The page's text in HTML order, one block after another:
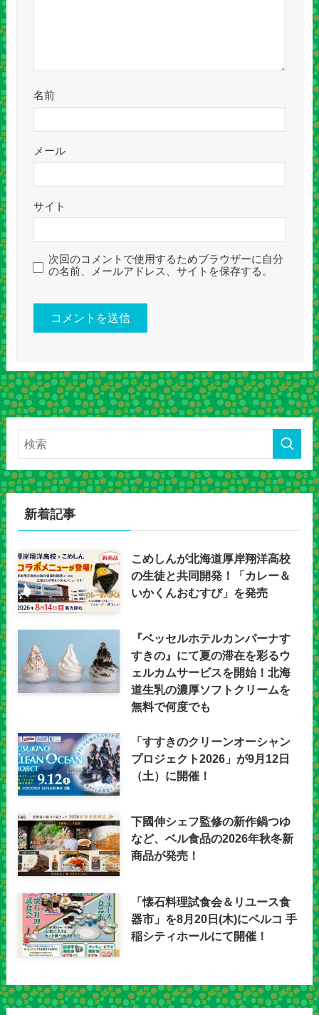
名前
メール
サイト
次回のコメントで使用するためブラウザーに自分
の名前、メールアドレス、サイトを保存する。
新着記事
こめしんが北海道厚岸翔洋高校
の生徒と共同開発！「カレー＆
いかくんおむすび」を発売
『ベッセルホテルカンパーナす
すきの』にて夏の滞在を彩るウ
ェルカムサービスを開始！北海
道生乳の濃厚ソフトクリームを
無料で何度でも
「すすきのクリーンオーシャン
プロジェクト2026」が9月12日
（土）に開催！
下國伸シェフ監修の新作鍋つゆ
など、ベル食品の2026年秋冬新
商品が発売！
「懐石料理試食会＆リユース食
器市」を8月20日(木)にベルコ 手
稲シティホールにて開催！